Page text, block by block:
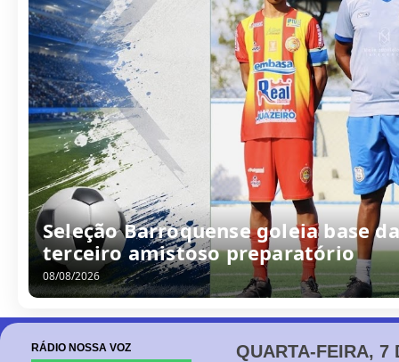
Seleção Barroquense goleia base
terceiro amistoso preparatório
08/08/2026
QUARTA-FEIRA, 7
RÁDIO NOSSA VOZ